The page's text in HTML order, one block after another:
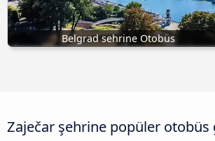
Belgrad sehrine Otobüs
Zaječar şehrine popüler otobüs